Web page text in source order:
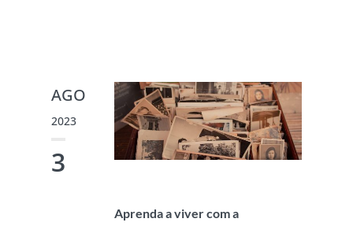
AGO
2023
3
Aprenda a viver com a